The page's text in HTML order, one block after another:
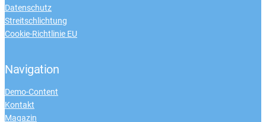
Datenschutz
Streitschlichtung
Cookie-Richtlinie EU
Navigation
Demo-Content
Kontakt
Magazin